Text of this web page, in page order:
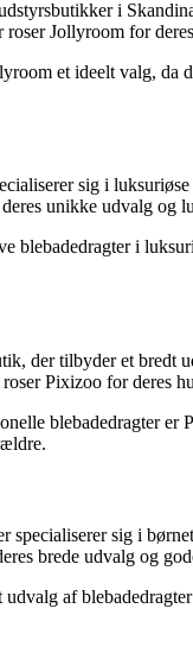
i
Jollyroom for
et ideelt valg,
sig i
unikke udvalg og
blebadedragter i
der tilbyder et bredt
Pixizoo for deres
blebadedragter
specialiserer sig i
brede udvalg og
af